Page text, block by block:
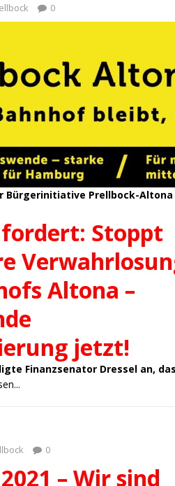
0
Bürgerinitiative Prellbock-Altona
Stoppt
Altona –
jetzt!
Finanzsenator Dressel an,
0
– Wir sind